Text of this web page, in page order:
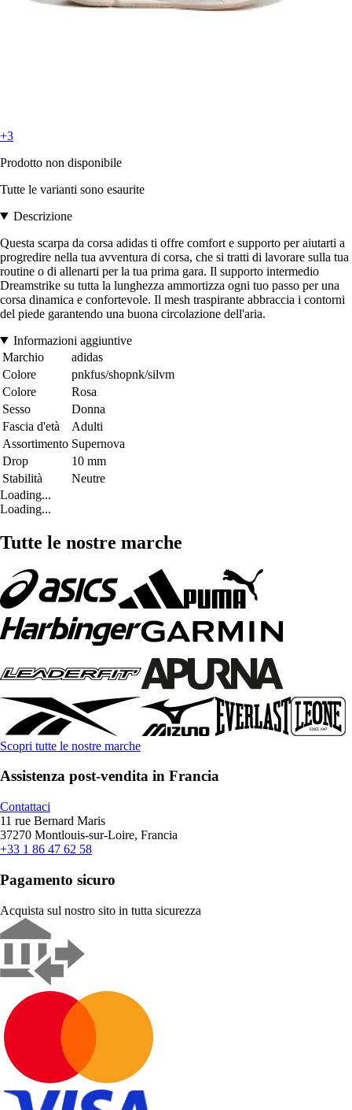
+3
Prodotto non disponibile
Tutte le varianti sono esaurite
Descrizione
Questa scarpa da corsa adidas ti offre comfort e supporto per aiutarti a
progredire nella tua avventura di corsa, che si tratti di lavorare sulla tua
routine o di allenarti per la tua prima gara. Il supporto intermedio
Dreamstrike su tutta la lunghezza ammortizza ogni tuo passo per una
corsa dinamica e confortevole. Il mesh traspirante abbraccia i contorni
del piede garantendo una buona circolazione dell'aria.
Informazioni aggiuntive
Marchio
adidas
Colore
pnkfus/shopnk/silvm
Colore
Rosa
Sesso
Donna
Fascia d'età
Adulti
Assortimento Supernova
Drop
10 mm
Stabilità
Neutre
Loading...
Loading...
Tutte le nostre marche
Scopri tutte le nostre marche
Assistenza post-vendita in Francia
Contattaci
11 rue Bernard Maris
37270 Montlouis-sur-Loire, Francia
+33 1 86 47 62 58
Pagamento sicuro
Acquista sul nostro sito in tutta sicurezza